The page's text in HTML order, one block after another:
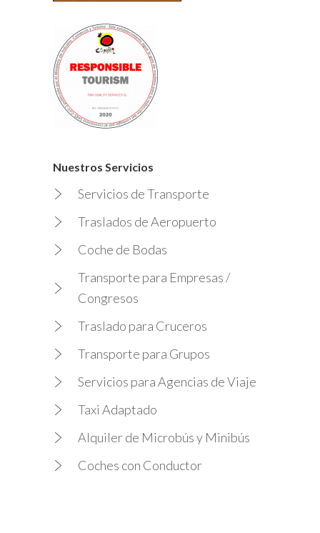
Nuestros Servicios
Servicios de Transporte
Traslados de Aeropuerto
Coche de Bodas
Transporte para Empresas /
Congresos
Traslado para Cruceros
Transporte para Grupos
Servicios para Agencias de Viaje
Taxi Adaptado
Alquiler de Microbús y Minibús
Coches con Conductor